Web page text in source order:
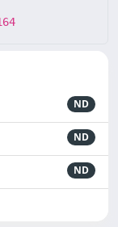
ND
ND
ND